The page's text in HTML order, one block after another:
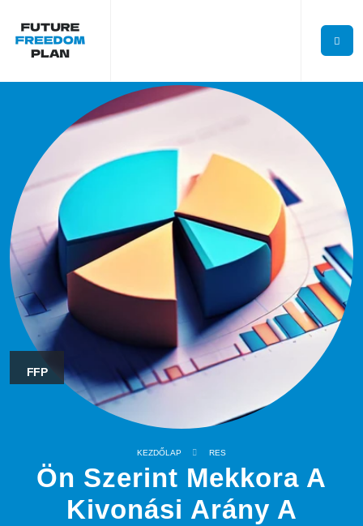
FFP
KEZDŐLAP RES
Ön Szerint Mekkora A
Kivonási Arány A